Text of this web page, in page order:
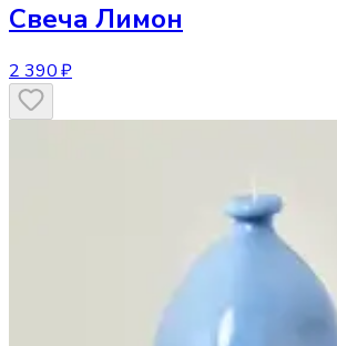
Свеча Лимон
2 390 ₽